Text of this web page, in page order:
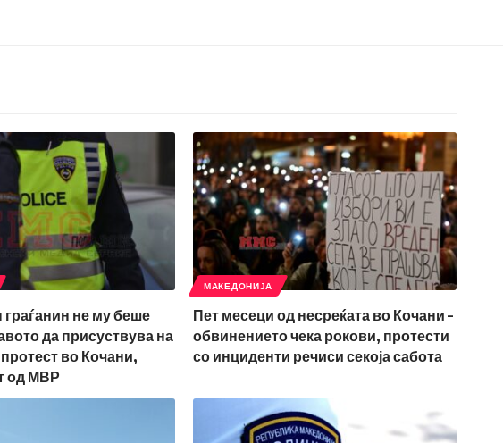
граѓанин не му беше
да присуствува на
во Кочани,
од МВР
МАКЕДОНИЈА
Пет месеци од несреќата во Кочани –
обвинението чека рокови, протести
со инциденти речиси секоја сабота